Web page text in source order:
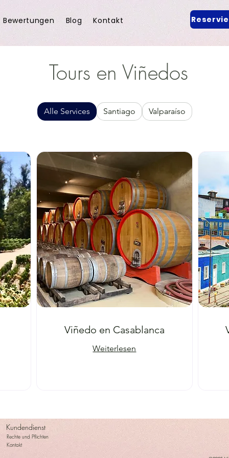
Bewertungen Blog Kontakt
Tours en Viñedos
Alle Services Santiago Valparaíso
Viñedo en Casablanca
Weiterlesen
Kundendienst
Rechte und Pflichten
Kontakt